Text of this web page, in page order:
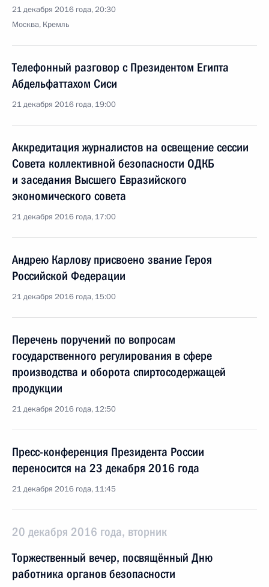
21 декабря 2016 года, 20:30
Москва, Кремль
Телефонный разговор с Президентом Египта
Абдельфаттахом Сиси
21 декабря 2016 года, 19:00
Аккредитация журналистов на освещение сессии
Совета коллективной безопасности ОДКБ
и заседания Высшего Евразийского
экономического совета
21 декабря 2016 года, 17:00
Андрею Карлову присвоено звание Героя
Российской Федерации
21 декабря 2016 года, 15:00
Перечень поручений по вопросам
государственного регулирования в сфере
производства и оборота спиртосодержащей
продукции
21 декабря 2016 года, 12:50
Пресс-конференция Президента России
переносится на 23 декабря 2016 года
21 декабря 2016 года, 11:45
20 декабря 2016 года, вторник
Торжественный вечер, посвящённый Дню
работника органов безопасности